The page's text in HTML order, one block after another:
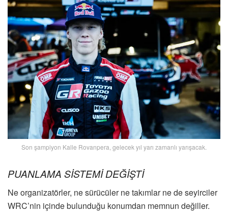
Son şampiyon Kalle Rovanpera, gelecek yıl yarı zamanlı yarışacak.
PUANLAMA SİSTEMİ DEĞİŞTİ
Ne organizatörler, ne sürücüler ne takımlar ne de seyirciler
WRC’nin içinde bulunduğu konumdan memnun değiller.